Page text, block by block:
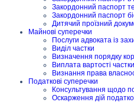
Закордонний паспорт
Закордонний паспорт
Дитячий проїзний
Майнові суперечки
Послуги адвоката із
Виділ частки
Визначення порядку
Виплата вартості
Визнання права
Податкові суперечки
Консультування щодо
Оскарження дій